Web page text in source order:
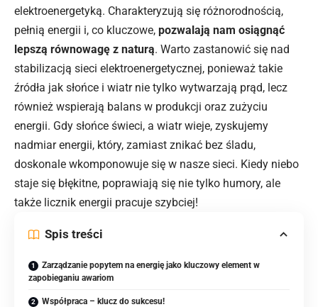
elektroenergetyką. Charakteryzują się różnorodnością,
pełnią energii i, co kluczowe, pozwalają nam osiągnąć
lepszą równowagę z naturą. Warto zastanowić się nad
stabilizacją sieci elektroenergetycznej, ponieważ takie
źródła jak słońce i wiatr nie tylko wytwarzają prąd, lecz
również wspierają balans w produkcji oraz zużyciu
energii. Gdy słońce świeci, a wiatr wieje, zyskujemy
nadmiar energii, który, zamiast znikać bez śladu,
doskonale wkomponowuje się w nasze sieci. Kiedy niebo
staje się błękitne, poprawiają się nie tylko humory, ale
także licznik energii pracuje szybciej!
Spis treści
Zarządzanie popytem na energię jako kluczowy element w
zapobieganiu awariom
Współpraca – klucz do sukcesu!